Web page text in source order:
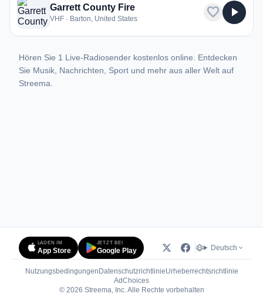
Garrett County Fire
VHF · Barton, United States favorite play_arrow
Hören Sie 1 Live-Radiosender kostenlos online. Entdecken
Sie Musik, Nachrichten, Sport und mehr aus aller Welt auf
Streema.
LADEN IM
App Store
JETZT BEI
Google Play Deutsch
Nutzungsbedingungen DatenschutzrichtlinieUrheberrechtsrichtlinie
AdChoices(öffnet in neuem Tab)
© 2026 Streema, Inc. Alle Rechte vorbehalten